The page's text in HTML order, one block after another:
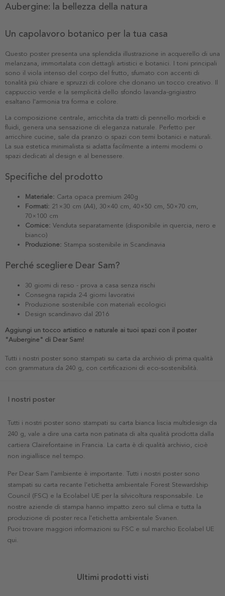
Aubergine: la bellezza della natura
Un capolavoro botanico per la tua casa
Questo poster presenta una splendida illustrazione in acquerello di una
melanzana, immortalata con dettagli artistici e botanici. I toni principali
sono il viola intenso del corpo del frutto, sfumato con accenti di
tonalità più chiare e spruzzi di colore che donano un tocco creativo. Il
cappuccio verde e la semplicità dello sfondo lavanda-grigiastro
esaltano l'armonia tra forma e colore.
La composizione centrale, arricchita da tratti di pennello morbidi e
fluidi, genera una sensazione di eleganza naturale. Perfetto per
arricchire cucine, sale da pranzo o spazi con temi botanici e naturali.
La sua estetica minimalista si adatta facilmente a interni moderni o
spazi dedicati al design e al benessere.
Specifiche del prodotto
Materiale: Carta opaca premium 240g
Formati: 21×30 cm (A4), 30×40 cm, 40×50 cm, 50×70 cm,
70×100 cm
Cornice: Venduta separatamente (disponibile in quercia, nero e
bianco)
Produzione: Stampa sostenibile in Scandinavia
Perché scegliere Dear Sam?
30 giorni di reso - prova a casa senza rischi
Consegna rapida 2-4 giorni lavorativi
Produzione sostenibile con materiali ecologici
Design scandinavo dal 2016
Aggiungi un tocco artistico e naturale ai tuoi spazi con il poster
"Aubergine" di Dear Sam!
Tutti i nostri poster sono stampati su carta da archivio di prima qualità
con grammatura da 240 g, con certificazioni di eco-sostenibilità.
I nostri poster
Tutti i nostri poster sono stampati su carta bianca liscia multidesign da
240 g, vale a dire una carta non patinata di alta qualità prodotta dalla
cartiera Clairefontaine in Francia. La carta è di qualità archivio, cioè
non ingiallisce nel tempo.
Per Dear Sam l'ambiente è importante. Tutti i nostri poster sono
stampati su carta recante l'etichetta ambientale Forest Stewardship
Council (FSC) e la Ecolabel UE per la silvicoltura responsabile. Le
nostre aziende di stampa hanno impatto zero sul clima e tutta la
produzione di poster reca l'etichetta ambientale Svanen.
Puoi trovare maggiori informazioni su FSC e sul marchio Ecolabel UE
qui.
Ultimi prodotti visti